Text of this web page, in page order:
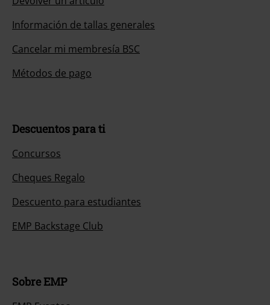
Información de tallas generales
Cancelar mi membresía BSC
Métodos de pago
Descuentos para ti
Concursos
Cheques Regalo
Descuento para estudiantes
EMP Backstage Club
Sobre EMP